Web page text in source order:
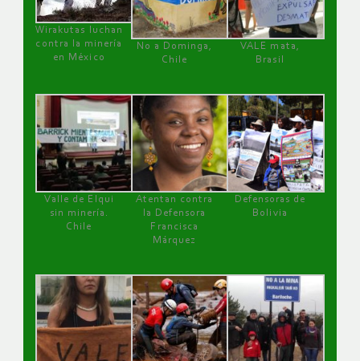
Wirakutas luchan
contra la minería
en México
No a Dominga,
Chile
VALE mata,
Brasil
Valle de Elqui
sin minería.
Chile
Atentan contra
la Defensora
Francisca
Márquez
Defensoras de
Bolivia